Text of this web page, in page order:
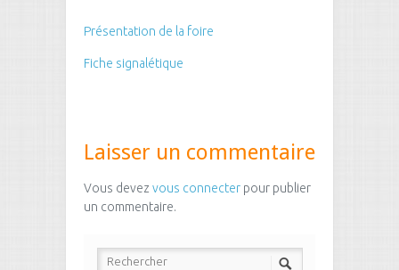
Présentation de la foire
Fiche signalétique
Laisser un commentaire
Vous devez vous connecter pour publier
un commentaire.